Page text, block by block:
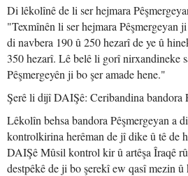
Di lêkolînê de li ser hejmara
"Texmînên li ser hejmara Pêşmergeyan
di navbera 190 û 250 hezarî de ye û
350 hezarî. Lê belê li gorî nirxandineke
Pêşmergeyên ji bo şer amade hene."
Şerê li dijî DAIŞê: Ceribandina bandora
Lêkolîn behsa bandora Pêşmergeyan a
kontrolkirina herêman de jî dike û tê de
DAIŞê Mûsil kontrol kir û artêşa Îraqê
destpêkê de ji bo şerekî ew qasî mezin